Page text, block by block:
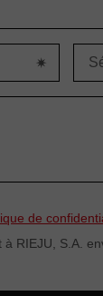
de
RIEJU, S.A.